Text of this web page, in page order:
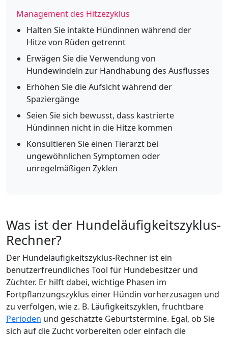
Management des Hitzezyklus
Halten Sie intakte Hündinnen während der
Hitze von Rüden getrennt
Erwägen Sie die Verwendung von
Hundewindeln zur Handhabung des Ausflusses
Erhöhen Sie die Aufsicht während der
Spaziergänge
Seien Sie sich bewusst, dass kastrierte
Hündinnen nicht in die Hitze kommen
Konsultieren Sie einen Tierarzt bei
ungewöhnlichen Symptomen oder
unregelmäßigen Zyklen
Was ist der Hundeläufigkeitszyklus-
Rechner?
Der Hundeläufigkeitszyklus-Rechner ist ein
benutzerfreundliches Tool für Hundebesitzer und
Züchter. Er hilft dabei, wichtige Phasen im
Fortpflanzungszyklus einer Hündin vorherzusagen und
zu verfolgen, wie z. B. Läufigkeitszyklen, fruchtbare
Perioden und geschätzte Geburtstermine. Egal, ob Sie
sich auf die Zucht vorbereiten oder einfach die